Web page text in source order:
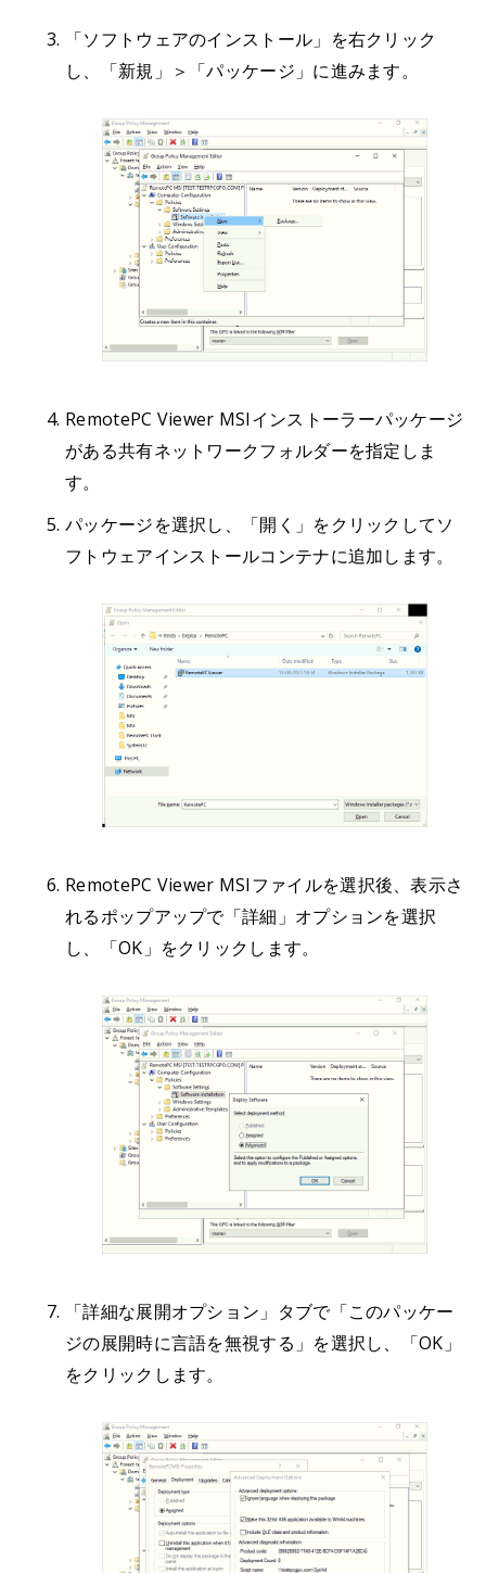
「ソフトウェアのインストール」を右クリック
し、「新規」＞「パッケージ」に進みます。
RemotePC Viewer MSIインストーラーパッケージ
がある共有ネットワークフォルダーを指定しま
す。
パッケージを選択し、「開く」をクリックしてソ
フトウェアインストールコンテナに追加します。
RemotePC Viewer MSIファイルを選択後、表示さ
れるポップアップで「詳細」オプションを選択
し、「OK」をクリックします。
「詳細な展開オプション」タブで「このパッケー
ジの展開時に言語を無視する」を選択し、「OK」
をクリックします。